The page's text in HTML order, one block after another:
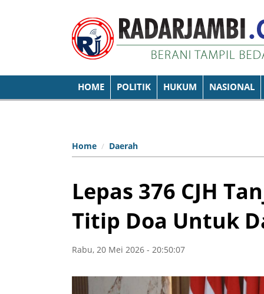
HOME POLITIK HUKUM NASIONAL
Home Daerah
Lepas 376 CJH
Titip Doa Untuk
Rabu, 20 Mei 2026 - 20:50:07